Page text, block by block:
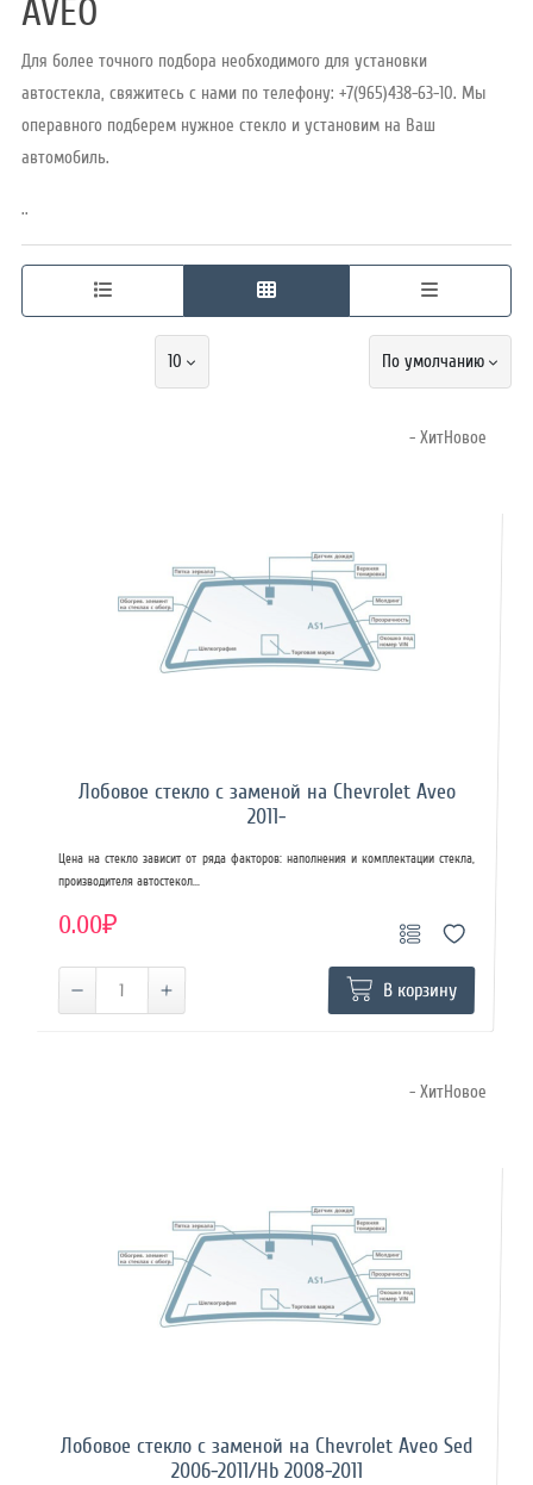
Режим
AVEO
Для более точного подбора необходимого для установки
автостекла, свяжитесь с нами по телефону: +7(965)438-63-10. Мы
операвного подберем нужное стекло и установим на Ваш
автомобиль.
..
10 По умолчанию
- ХитНовое
Лобовое стекло с заменой на Chevrolet Aveo
2011-
Цена на стекло зависит от ряда факторов: наполнения и комплектации стекла,
производителя автостекол...
0.00₽
В корзину
- ХитНовое
Лобовое стекло с заменой на Chevrolet Aveo Sed
2006-2011/Hb 2008-2011